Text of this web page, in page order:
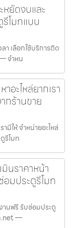
หยัดงบและ
รีโมทแบบ
า เลือกใช้บริการติด
จำหน
อะไหล่ยากเรา
กร้านขาย
มีให้ จำหน่ายอะไหล่
รีโมท
นราคาหน้า
มประตูรีโมท
านฟรี รับซ่อมประตู
.net —